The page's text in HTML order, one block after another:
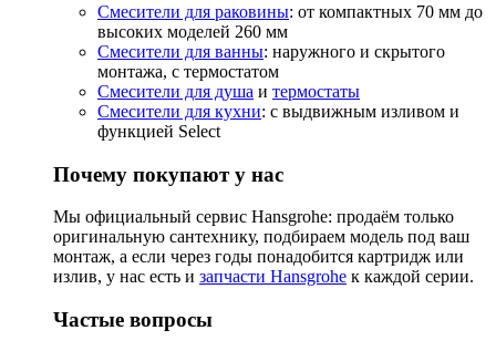
Смесители для раковины: от компактных 70 мм до
высоких моделей 260 мм
Смесители для ванны: наружного и скрытого
монтажа, с термостатом
Смесители для душа и термостаты
Смесители для кухни: с выдвижным изливом и
функцией Select
Почему покупают у нас
Мы официальный сервис Hansgrohe: продаём только
оригинальную сантехнику, подбираем модель под ваш
монтаж, а если через годы понадобится картридж или
излив, у нас есть и запчасти Hansgrohe к каждой серии.
Частые вопросы